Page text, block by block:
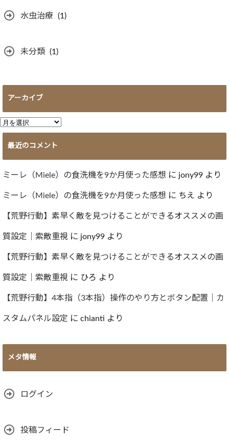
水虫治療 (1)
未分類 (1)
アーカイブ
ア
ー
イ
ブ
最近のコメント
ミーレ（Miele）の食洗機を9か月使った感想 に jony99 より
ミーレ（Miele）の食洗機を9か月使った感想 に ちえ より
【荒野行動】素早く敵を見つけることができるオススメの画
質設定｜索敵重視 に jony99 より
【荒野行動】素早く敵を見つけることができるオススメの画
質設定｜索敵重視 に ひろ より
【荒野行動】4本指（3本指）操作のやり方とボタン配置｜カ
スタムパネル設定 に chianti より
メタ情報
ログイン
投稿フィード